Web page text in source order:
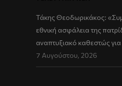
Τάκης Θεοδωρικάκος:
εθνική ασφάλεια της
αναπτυξιακό καθεστώς
7 Αυγούστου, 2026